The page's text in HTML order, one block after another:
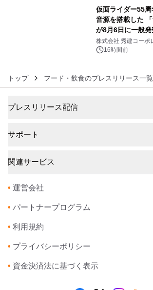
仮面ライダー55
音源を搭載した
が8月6日に一般
大興奮が今甦る
株式会社 秀建コー
アートギャラリー
16時間前
トップ フード・飲食のプレスリリース一覧
プレスリリース配信
サポート
関連サービス
• 運営会社
• パートナープログラム
• 利用規約
• プライバシーポリシー
• 資金決済法に基づく表示